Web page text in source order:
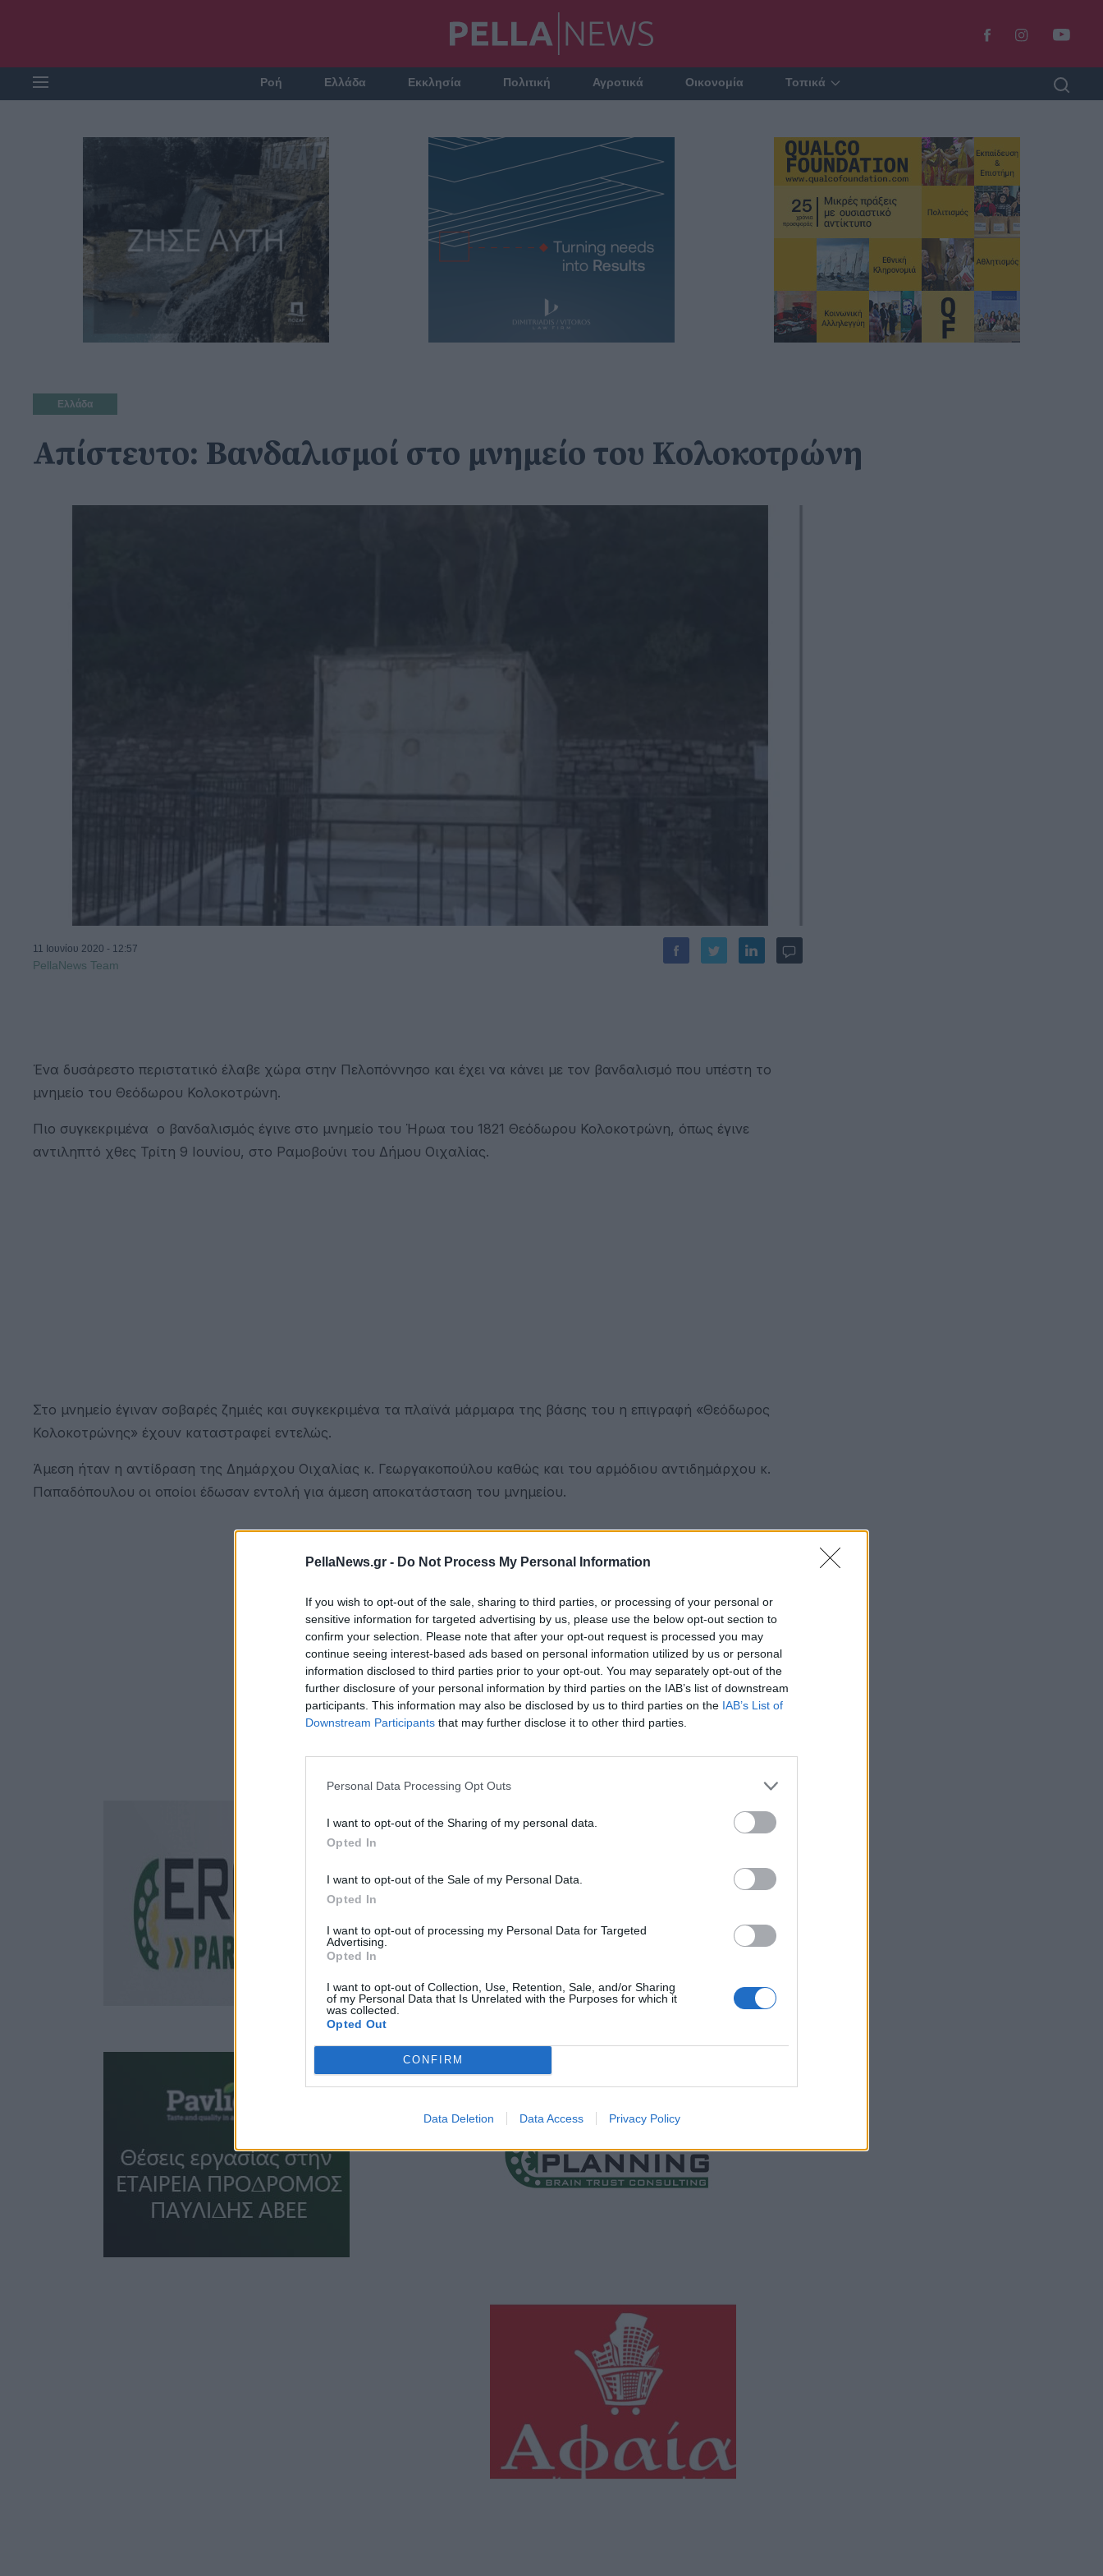
PellaNews.gr - Do Not Process My Personal Information
If you wish to opt-out of the sale, sharing to third parties, or processing of your personal or
sensitive information for targeted advertising by us, please use the below opt-out section to
confirm your selection. Please note that after your opt-out request is processed you may
continue seeing interest-based ads based on personal information utilized by us or personal
information disclosed to third parties prior to your opt-out. You may separately opt-out of the
further disclosure of your personal information by third parties on the IAB’s list of downstream
participants. This information may also be disclosed by us to third parties on the IAB’s List of
Downstream Participants that may further disclose it to other third parties.
Personal Data Processing Opt Outs
I want to opt-out of the Sharing of my personal data.
Opted In
I want to opt-out of the Sale of my Personal Data.
Opted In
I want to opt-out of processing my Personal Data for Targeted
Advertising.
Opted In
I want to opt-out of Collection, Use, Retention, Sale, and/or Sharing
of my Personal Data that Is Unrelated with the Purposes for which it
was collected.
Opted Out
CONFIRM
Data Deletion Data Access Privacy Policy
Ροή Ελλάδα Εκκλησία Πολιτική Αγροτικά Οικονομία Τοπικά
Ελλάδα
Απίστευτο: Βανδαλισμοί στο μνημείο του Κολοκοτρώνη
11 Ιουνίου 2020 - 12:57
PellaNews Team
Ένα δυσάρεστο περιστατικό έλαβε χώρα στην Πελοπόννησο και έχει να κάνει με τον βανδαλισμό που υπέστη το
μνημείο του Θεόδωρου Κολοκοτρώνη.
Πιο συγκεκριμένα ο βανδαλισμός έγινε στο μνημείο του Ήρωα του 1821 Θεόδωρου Κολοκοτρώνη, όπως έγινε
αντιληπτό χθες Τρίτη 9 Ιουνίου, στο Ραμοβούνι του Δήμου Οιχαλίας.
Στο μνημείο έγιναν σοβαρές ζημιές και συγκεκριμένα τα πλαϊνά μάρμαρα της βάσης του η επιγραφή «Θεόδωρος
Κολοκοτρώνης» έχουν καταστραφεί εντελώς.
Άμεση ήταν η αντίδραση της Δημάρχου Οιχαλίας κ. Γεωργακοπούλου καθώς και του αρμόδιου αντιδημάρχου κ.
Παπαδόπουλου οι οποίοι έδωσαν εντολή για άμεση αποκατάσταση του μνημείου.